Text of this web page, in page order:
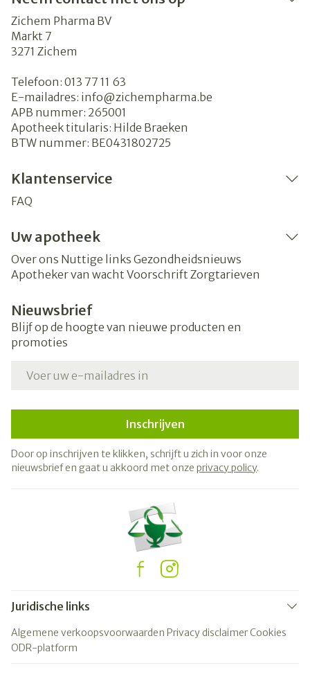
Zichem Pharma BV
Markt 7
3271 Zichem
Telefoon: 013 77 11 63
E-mailadres: info@zichempharma.be
APB nummer: 265001
Apotheek titularis: Hilde Braeken
BTW nummer: BE0431802725
Klantenservice
FAQ
Uw apotheek
Over ons Nuttige links Gezondheidsnieuws
Apotheker van wacht Voorschrift Zorgtarieven
Nieuwsbrief
Blijf op de hoogte van nieuwe producten en
promoties
Inschrijven
Door op inschrijven te klikken, schrijft u zich in voor onze
nieuwsbrief en gaat u akkoord met onze privacy policy.
Juridische links
Algemene verkoopsvoorwaarden Privacy disclaimerCookies
ODR-platform